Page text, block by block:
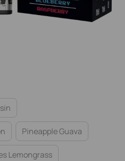
Pineapple Guava
Lemongrass